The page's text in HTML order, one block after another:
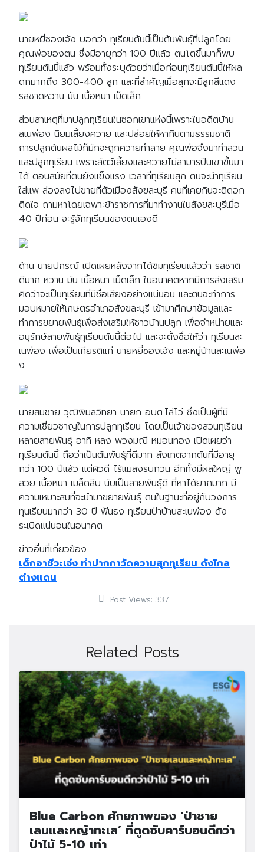
นายหยี่ซองเจ้ง บอกว่า ทุเรียนต้นนี้เป็นต้นพันธุ์ที่ปลูกโดย
คุณพ่อของตน ซึ่งมีอายุกว่า 100 ปีแล้ว ตนโตขึ้นมาก็พบ
ทุเรียนต้นนี้แล้ว พร้อมทั้งระบุด้วยว่าเมื่อก่อนทุเรียนต้นนี้ให้ผล
ดกมากถึง 300-400 ลูก และที่สำคัญเมื่อสุกจะมีลูกสีแดง
รสชาดหวาน มัน เนื้อหนา เม็ดเล็ก
ส่วนสาเหตุที่มาปลูกทุเรียนในซอกเขาแห่งนี้เพราะในอดีตบ้าน
สเนพ่อง นิยมเลี้ยงควาย และปล่อยให้หากินตามธรรมชาติ
การปลูกต้นผลไม้ก็มักจะถูกควายทำลาย คุณพ่อจึงมาทำสวน
และปลูกทุเรียน เพราะสัตว์เลี้ยงและควายไม่สามารปีนเขาขึ้นมา
ได้ ตอนสมัยที่ตนยังแข็งแรง เวลาที่ทุเรียนสุก ตนจะนำทุเรียน
ใส่แพ ล่องลงไปขายที่ตัวเมืองสังขละบุรี คนที่เคยกินจะติดอก
ติดใจ ถามหาโดยเฉพาะข้าราชการที่มาทำงานในสังขละบุรีเมื่อ
40 ปีก่อน จะรู้จักทุเรียนของตนเองดี
ด้าน นายปกรณ์ เปิดเผยหลังจากได้ชิมทุเรียนแล้วว่า รสชาติ
ดีมาก หวาน มัน เนื้อหนา เม็ดเล็ก ในอนาคตหากมีการส่งเสริม
คิดว่าจะเป็นทุเรียนที่มีชื่อเสียงอย่างแน่นอน และตนจะทำการ
มอบหมายให้เกษตรอำเภอสังขละบุรี เข้ามาศึกษาข้อมูลและ
ทำการขยายพันธุ์เพื่อส่งเสริมให้ชาวบ้านปลูก เพื่อจำหน่ายและ
อนุรักษ์สายพันธุ์ทุเรียนต้นนี้ต่อไป และจะตั้งชื่อให้ว่า ทุเรียนสะ
เนพ่อง เพื่อเป็นเกียรติแก่ นายหยี่ซองเจ้ง และหมู่บ้านสะเนพ่อ
ง
นายสมชาย วุฒิพิมลวิทยา นายก อบต.ไล่โว่ ซึ่งเป็นผู้ที่มี
ความเชี่ยวชาญในการปลูกทุเรียน โดยเป็นเจ้าของสวนทุเรียน
หลายสายพันธุ์ อาทิ หลง พวงมณี หมอนทอง เปิดเผยว่า
ทุเรียนต้นนี้ ถือว่าเป็นต้นพันธุ์ที่ดีมาก สังเกตจากต้นที่มีอายุ
กว่า 100 ปีแล้ว แต่ผิวดี ไร้แมลงรบกวน อีกทั้งมีผลใหญ่ พู
สวย เนื้อหนา เมล็ดลีบ นับเป็นสายพันธุ์ดี ที่หาได้ยากมาก มี
ความเหมาะสมที่จะนำมาขยายพันธุ์ ตนในฐานะที่อยู่กับวงการ
ทุนเรียนมากว่า 30 ปี ฟันธง ทุเรียนป่าบ้านสะเนพ่อง ดัง
ระเบิดแน่นอนในอนาคต
ข่าวอื่นที่เกี่ยวข้อง
เด็กอาชีวะเจ๋ง ทำปากกาวัดความสุกทุเรียน ดังไกล
ต่างแดน
Post Views: 337
Related Posts
Blue Carbon ศักยภาพของ ‘ป่าชาย
เลนและหญ้าทะเล’ ที่ดูดซับคาร์บอนดีกว่า
ป่าไม้ 5-10 เท่า